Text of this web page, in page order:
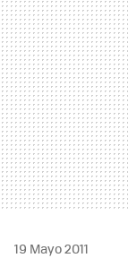
19 Mayo 2011